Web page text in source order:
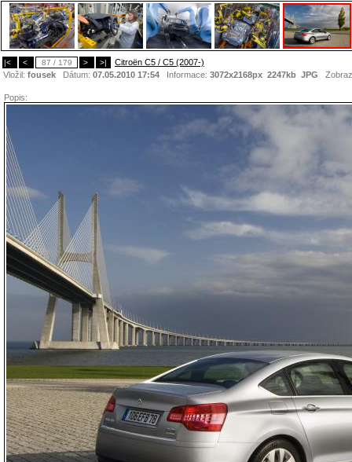
|< < 87 / 179 > >|
Citroën C5 / C5 (2007-)
Vložil: fousek Dátum: 07.05.2010 17:54 Informace: 3072x2168px 2247kb JPG
Popis: